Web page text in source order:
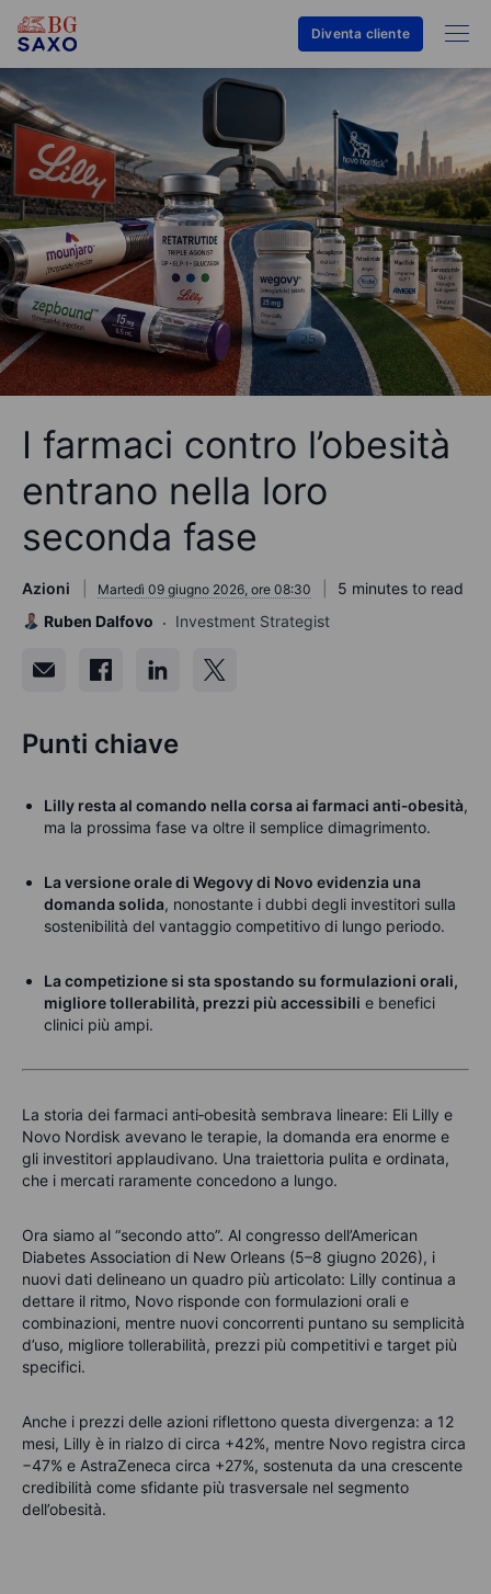
Diventa cliente
I farmaci contro l’obesità
entrano nella loro
seconda fase
Azioni Martedì 09 giugno 2026, ore 08:30
5 minutes to read
Ruben Dalfovo
Investment Strategist
Punti chiave
Lilly resta al comando nella corsa ai farmaci anti‑obesità,
ma la prossima fase va oltre il semplice dimagrimento.
La versione orale di Wegovy di Novo evidenzia una
domanda solida, nonostante i dubbi degli investitori sulla
sostenibilità del vantaggio competitivo di lungo periodo.
La competizione si sta spostando su formulazioni orali,
migliore tollerabilità, prezzi più accessibili e benefici
clinici più ampi.
La storia dei farmaci anti‑obesità sembrava lineare: Eli Lilly e
Novo Nordisk avevano le terapie, la domanda era enorme e
gli investitori applaudivano. Una traiettoria pulita e ordinata,
che i mercati raramente concedono a lungo.
Ora siamo al “secondo atto”. Al congresso dell’American
Diabetes Association di New Orleans (5–8 giugno 2026), i
nuovi dati delineano un quadro più articolato: Lilly continua a
dettare il ritmo, Novo risponde con formulazioni orali e
combinazioni, mentre nuovi concorrenti puntano su semplicità
d’uso, migliore tollerabilità, prezzi più competitivi e target più
specifici.
Anche i prezzi delle azioni riflettono questa divergenza: a 12
mesi, Lilly è in rialzo di circa +42%, mentre Novo registra circa
−47% e AstraZeneca circa +27%, sostenuta da una crescente
credibilità come sfidante più trasversale nel segmento
dell’obesità.